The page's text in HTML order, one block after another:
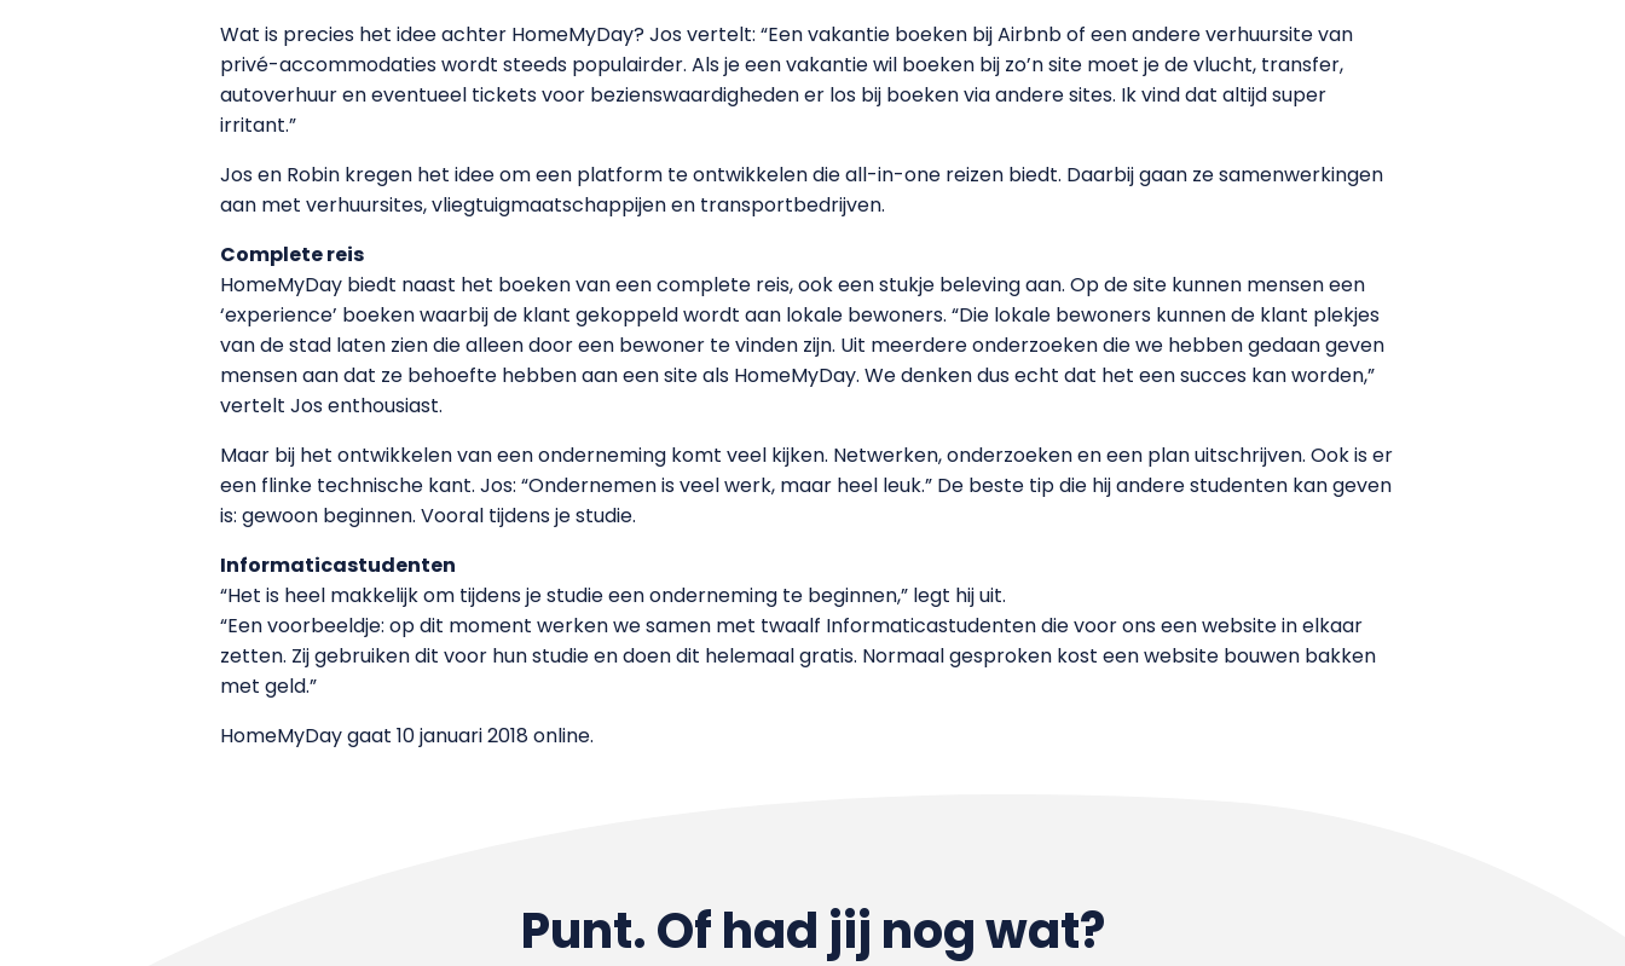
Wat is precies het idee achter HomeMyDay? Jos vertelt: “Een vakantie boeken bij Airbnb of een andere verhuursite van
privé-accommodaties wordt steeds populairder. Als je een vakantie wil boeken bij zo’n site moet je de vlucht, transfer,
autoverhuur en eventueel tickets voor bezienswaardigheden er los bij boeken via andere sites. Ik vind dat altijd super
irritant.”
Jos en Robin kregen het idee om een platform te ontwikkelen die all-in-one reizen biedt. Daarbij gaan ze samenwerkingen
aan met verhuursites, vliegtuigmaatschappijen en transportbedrijven.
Complete reis
HomeMyDay biedt naast het boeken van een complete reis, ook een stukje beleving aan. Op de site kunnen mensen een
‘experience’ boeken waarbij de klant gekoppeld wordt aan lokale bewoners. “Die lokale bewoners kunnen de klant plekjes
van de stad laten zien die alleen door een bewoner te vinden zijn. Uit meerdere onderzoeken die we hebben gedaan geven
mensen aan dat ze behoefte hebben aan een site als HomeMyDay. We denken dus echt dat het een succes kan worden,”
vertelt Jos enthousiast.
Maar bij het ontwikkelen van een onderneming komt veel kijken. Netwerken, onderzoeken en een plan uitschrijven. Ook is er
een flinke technische kant. Jos: “Ondernemen is veel werk, maar heel leuk.” De beste tip die hij andere studenten kan geven
is: gewoon beginnen. Vooral tijdens je studie.
Informaticastudenten
“Het is heel makkelijk om tijdens je studie een onderneming te beginnen,” legt hij uit.
“Een voorbeeldje: op dit moment werken we samen met twaalf Informaticastudenten die voor ons een website in elkaar
zetten. Zij gebruiken dit voor hun studie en doen dit helemaal gratis. Normaal gesproken kost een website bouwen bakken
met geld.”
HomeMyDay gaat 10 januari 2018 online.
Punt. Of had jij nog wat?